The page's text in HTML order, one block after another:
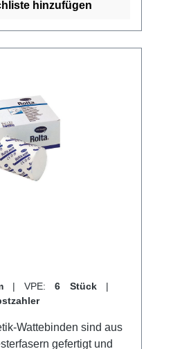
hinzufügen
| VPE: 6 Stück |
Wattebinden sind aus
gefertigt und